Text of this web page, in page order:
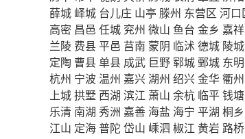
薛城 峄城 台儿庄 山亭 滕州 东营区 河口
高密 昌邑 任城 兖州 微山 鱼台 金乡 嘉祥
兰陵 费县平邑 莒南 蒙阴 临沭德城 陵城
定陶 曹县单县 成武 巨野 郓城 鄄城 东明
杭州 宁波 温州 嘉兴湖州 绍兴金华衢州
上城拱墅 西湖 滨江 萧山 余杭 临平钱塘
乐清 南湖 秀洲 嘉善 海盐 海宁 平湖 桐乡
江山 定海普陀 岱山 嵊泗 椒江 黄岩 路桥